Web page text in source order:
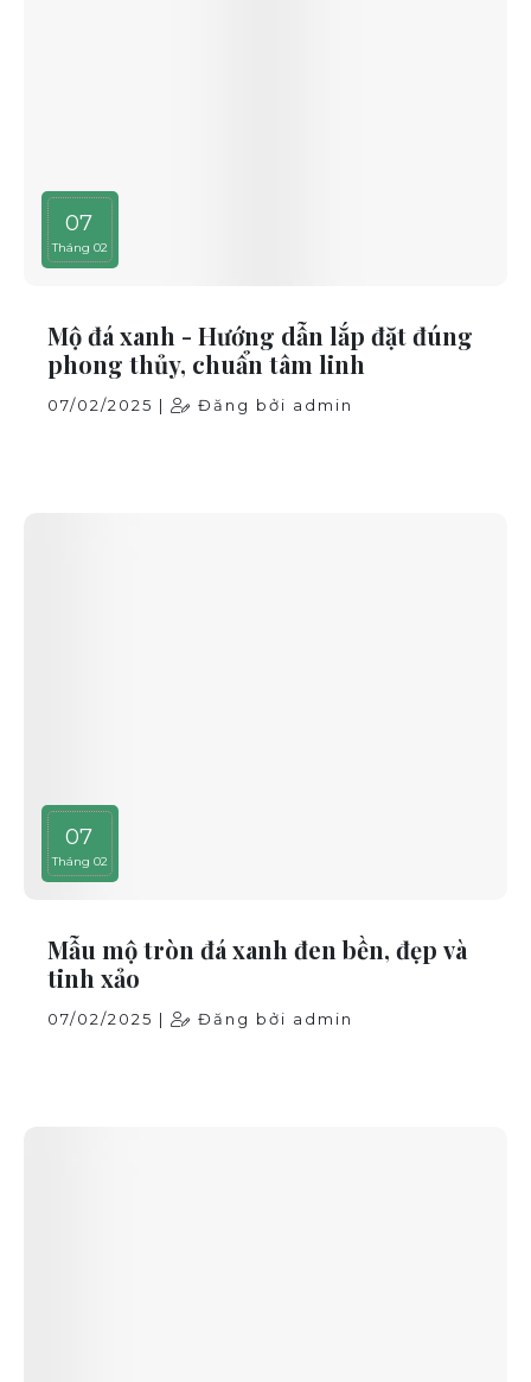
07
Tháng 02
Mộ đá xanh - Hướng dẫn lắp đặt đúng
phong thủy, chuẩn tâm linh
07/02/2025 | Đăng bởi admin
07
Tháng 02
Mẫu mộ tròn đá xanh đen bền, đẹp và
tinh xảo
07/02/2025 | Đăng bởi admin